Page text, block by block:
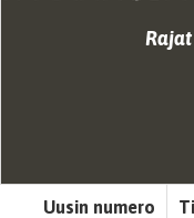
Uusin numero